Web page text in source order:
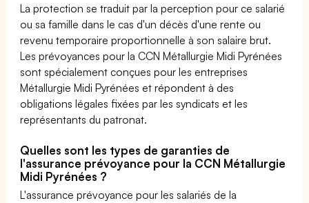
La protection se traduit par la perception pour ce salarié
ou sa famille dans le cas d'un décès d'une rente ou
revenu temporaire proportionnelle à son salaire brut.
Les prévoyances pour la CCN Métallurgie Midi Pyrénées
sont spécialement conçues pour les entreprises
Métallurgie Midi Pyrénées et répondent à des
obligations légales fixées par les syndicats et les
représentants du patronat.
Quelles sont les types de garanties de
l'assurance prévoyance pour la CCN Métallurgie
Midi Pyrénées ?
L'assurance prévoyance pour les salariés de la